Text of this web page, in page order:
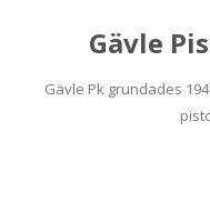
Gävle
Gävle Pk grundades